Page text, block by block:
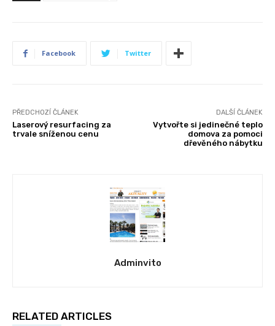
Facebook Twitter
PŘEDCHOZÍ ČLÁNEK
Laserový resurfacing za
trvale sníženou cenu
DALŠÍ ČLÁNEK
Vytvořte si jedinečné teplo
domova za pomoci
dřevěného nábytku
Adminvito
RELATED ARTICLES